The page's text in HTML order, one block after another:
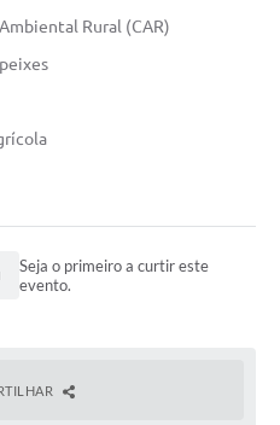
Rural (CAR)
Seja o primeiro a curtir este
evento.